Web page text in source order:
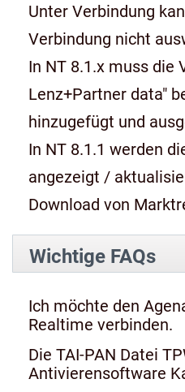
Unter Verbindung
Verbindung nicht
In NT 8.1.x muss die
Lenz+Partner data"
hinzugefügt und
In NT 8.1.1 werden
angezeigt /
Download von
Wichtige FAQs
Ich möchte den
Realtime verbinden.
Die TAI-PAN Datei
Antivierensoftware